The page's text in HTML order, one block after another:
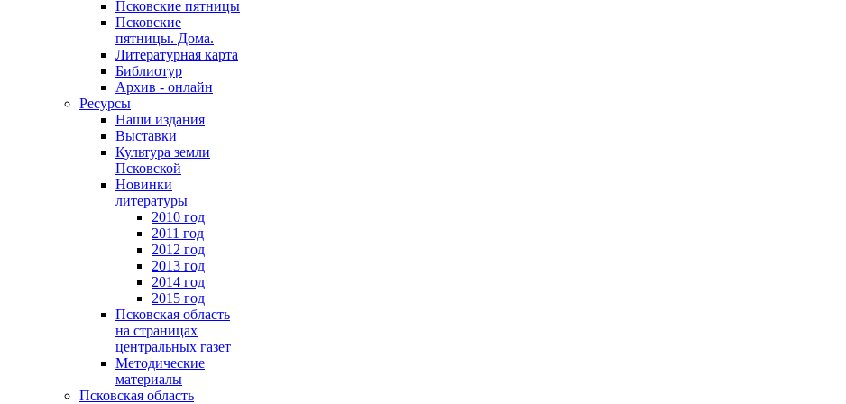
Псковские пятницы
Псковские
пятницы. Дома.
Литературная карта
Библиотур
Архив - онлайн
Ресурсы
Наши издания
Выставки
Культура земли
Псковской
Новинки
литературы
2010 год
2011 год
2012 год
2013 год
2014 год
2015 год
Псковская область
на страницах
центральных газет
Методические
материалы
Псковская область